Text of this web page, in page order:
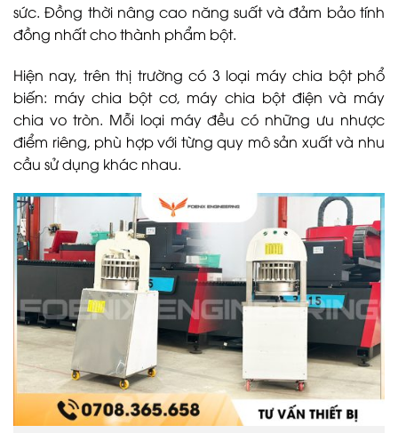
sức. Đồng thời nâng cao năng suất và đảm bảo tính
đồng nhất cho thành phẩm bột.
Hiện nay, trên thị trường có 3 loại máy chia bột phổ
biến: máy chia bột cơ, máy chia bột điện và máy
chia vo tròn. Mỗi loại máy đều có những ưu nhược
điểm riêng, phù hợp với từng quy mô sản xuất và nhu
cầu sử dụng khác nhau.